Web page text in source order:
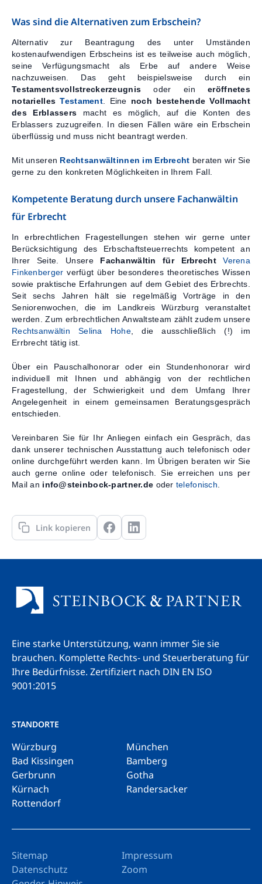
Was sind die Alternativen zum Erbschein?
Alternativ zur Beantragung des unter Umständen
kostenaufwendigen Erbscheins ist es teilweise auch möglich,
seine Verfügungsmacht als Erbe auf andere Weise
nachzuweisen. Das geht beispielsweise durch ein
Testamentsvollstreckerzeugnis oder eineröffnetes
notariellesTestament. Eine noch bestehende Vollmacht
des Erblassers macht es möglich, auf die Konten des
Erblassers zuzugreifen. In diesen Fällen wäre ein Erbschein
überflüssig und muss nicht beantragt werden.
Mit unseren Rechtsanwältinnen im Erbrecht beraten wir Sie
gerne zu den konkreten Möglichkeiten in Ihrem Fall.
Kompetente Beratung durch unsere Fachanwältin
für Erbrecht
In erbrechtlichen Fragestellungen stehen wir gerne unter
Berücksichtigung des Erbschaftsteuerrechts kompetent an
Ihrer Seite. Unsere Fachanwältin für ErbrechtVerena
Finkenberger verfügt über besonderes theoretisches Wissen
sowie praktische Erfahrungen auf dem Gebiet des Erbrechts.
Seit sechs Jahren hält sie regelmäßig Vorträge in den
Seniorenwochen, die im Landkreis Würzburg veranstaltet
werden. Zum erbrechtlichen Anwaltsteam zählt zudem unsere
Rechtsanwältin Selina Hohe , die ausschließlich (!) im
Errbrecht tätig ist.
Über ein Pauschalhonorar oder ein Stundenhonorar wird
individuell mit Ihnen und abhängig von der rechtlichen
Fragestellung, der Schwierigkeit und dem Umfang Ihrer
Angelegenheit in einem gemeinsamen Beratungsgespräch
entschieden.
Vereinbaren Sie für Ihr Anliegen einfach ein Gespräch, das
dank unserer technischen Ausstattung auch telefonisch oder
online durchgeführt werden kann. Im Übrigen beraten wir Sie
auch gerne online oder telefonisch. Sie erreichen uns per
Mail an info@steinbock-partner.de oder telefonisch
Link kopieren
Eine starke Unterstützung, wann immer Sie sie
brauchen. Komplette Rechts- und Steuerberatung für
Ihre Bedürfnisse. Zertifiziert nach DIN EN ISO
9001:2015
STANDORTE
Würzburg
München
Bad Kissingen
Bamberg
Gerbrunn
Gotha
Kürnach
Randersacker
Rottendorf
Sitemap
Impressum
Datenschutz
Zoom